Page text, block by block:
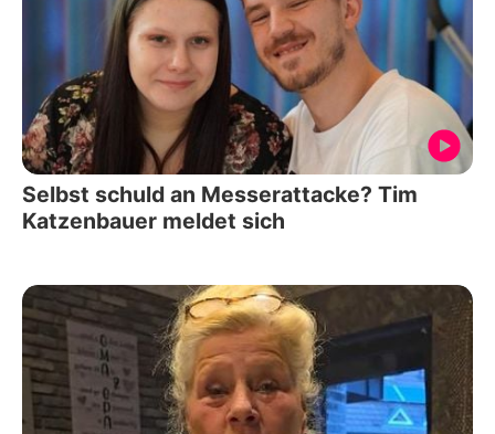
Selbst schuld an Messerattacke? Tim
Katzenbauer meldet sich